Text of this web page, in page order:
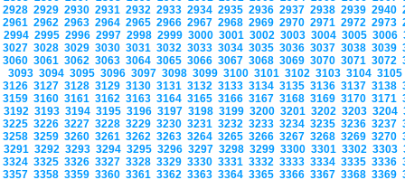
2928 2929 2930 2931 2932 2933 2934 2935 2936 2937 2938 2939 2940
2961 2962 2963 2964 2965 2966 2967 2968 2969 2970 2971 2972 2973
2994 2995 2996 2997 2998 2999 3000 3001 3002 3003 3004 3005 3006
3027 3028 3029 3030 3031 3032 3033 3034 3035 3036 3037 3038 3039
3060 3061 3062 3063 3064 3065 3066 3067 3068 3069 3070 3071 3072
3093 3094 3095 3096 3097 3098 3099 3100 3101 3102 3103 3104
3126 3127 3128 3129 3130 3131 3132 3133 3134 3135 3136 3137 3138
3159 3160 3161 3162 3163 3164 3165 3166 3167 3168 3169 3170 3171
3192 3193 3194 3195 3196 3197 3198 3199 3200 3201 3202 3203 3204
3225 3226 3227 3228 3229 3230 3231 3232 3233 3234 3235 3236 3237
3258 3259 3260 3261 3262 3263 3264 3265 3266 3267 3268 3269 3270
3291 3292 3293 3294 3295 3296 3297 3298 3299 3300 3301 3302 3303
3324 3325 3326 3327 3328 3329 3330 3331 3332 3333 3334 3335 3336
3357 3358 3359 3360 3361 3362 3363 3364 3365 3366 3367 3368 3369